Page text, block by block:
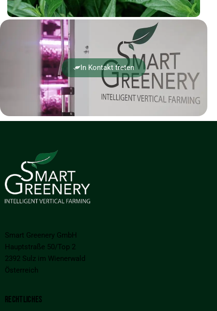
In Kontakt treten
Smart Greenery GmbH
Hauptstraße 50/Top 2
2392 Sulz im Wienerwald
Österreich
RECHTLICHES